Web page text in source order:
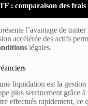
: comparaison des frais
l’avantage de
accélérée des actifs
légales.
liquidation est la
plus sereinement grâce
effectués rapidement,